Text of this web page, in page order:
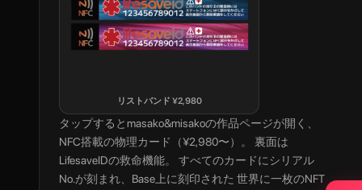
リストバンド ¥2,980
タップするとmasako&misakoの作品ページが開く、
NFC搭載の物理カード（¥2,980〜）。 裏面は
LifesaveIDの救命機能。 すべてのカードにシリアル
No.が刻まれ、Base上に刻印された 世界に一枚のNFT